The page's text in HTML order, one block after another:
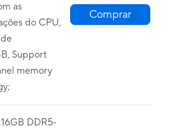
as
do CPU,
Support
memory
Comprar
DDR5-